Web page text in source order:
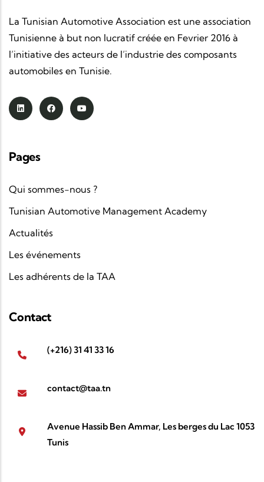
La Tunisian Automotive Association est une association
Tunisienne à but non lucratif créée en Fevrier 2016 à
l’initiative des acteurs de l’industrie des composants
automobiles en Tunisie.
Pages
Qui sommes-nous ?
Tunisian Automotive Management Academy
Actualités
Les événements
Les adhérents de la TAA
Contact
(+216) 31 41 33 16
contact@taa.tn
Avenue Hassib Ben Ammar, Les berges du Lac 1053
Tunis